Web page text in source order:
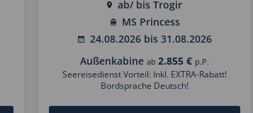
ab/ bis Trogir
MS Princess
24.08.2026 bis 31.08.2026
Außenkabine ab2.855 € p.P.
Seereisedienst Vorteil: Inkl. EXTRA-Rabatt!
Bordsprache Deutsch!